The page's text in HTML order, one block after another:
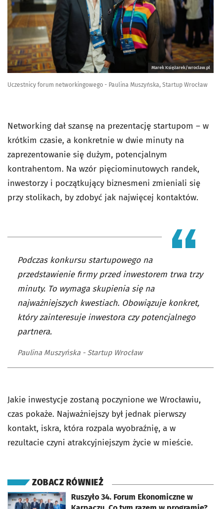
Marek Księżarek/wroclaw.pl
Uczestnicy forum networkingowego - Paulina Muszyńska, Startup Wrocław
Networking dał szansę na prezentację startupom – w
krótkim czasie, a konkretnie w dwie minuty na
zaprezentowanie się dużym, potencjalnym
kontrahentom. Na wzór pięciominutowych randek,
inwestorzy i początkujący biznesmeni zmieniali się
przy stolikach, by zdobyć jak najwięcej kontaktów.
Podczas konkursu startupowego na
przedstawienie firmy przed inwestorem trwa trzy
minuty. To wymaga skupienia się na
najważniejszych kwestiach. Obowiązuje konkret,
który zainteresuje inwestora czy potencjalnego
partnera.
Paulina Muszyńska - Startup Wrocław
Jakie inwestycje zostaną poczynione we Wrocławiu,
czas pokaże. Najważniejszy był jednak pierwszy
kontakt, iskra, która rozpala wyobraźnię, a w
rezultacie czyni atrakcyjniejszym życie w mieście.
ZOBACZ RÓWNIEŻ
Ruszyło 34. Forum Ekonomiczne w
otworzy się w nowej karcie